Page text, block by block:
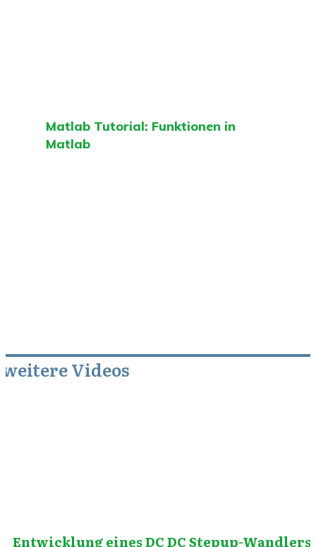
Matlab Tutorial: Funktionen in
Matlab
weitere Videos
Entwicklung eines DC DC Stepup-Wandlers